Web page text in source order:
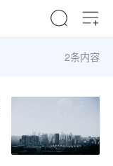
2条内容